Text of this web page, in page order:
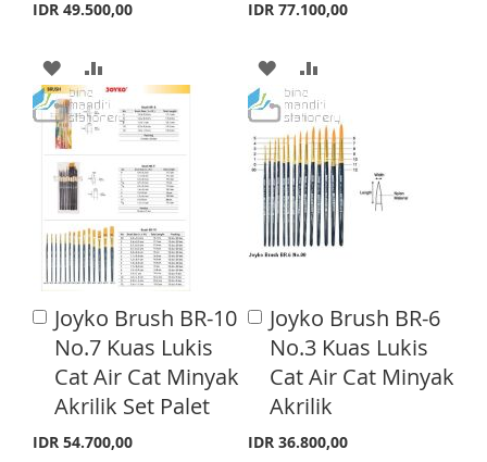
I
T
R
IDR 49.500,00
a
A
D
D
T
O
W
I
S
H
L
I
D
D
T
O
C
O
M
P
A
R
IDR 77.100,00
a
A
D
D
T
O
W
S
H
L
I
D
D
T
O
C
M
P
A
R
Joyko Brush BR-10
No.7 Kuas Lukis
Cat Air Cat Minyak
Akrilik Set Palet
IDR 54.700,00
A
d
d
t
o
C
a
Joyko Brush BR-6
No.3 Kuas Lukis
Cat Air Cat Minyak
Akrilik
IDR 36.800,00
A
d
d
t
o
C
a